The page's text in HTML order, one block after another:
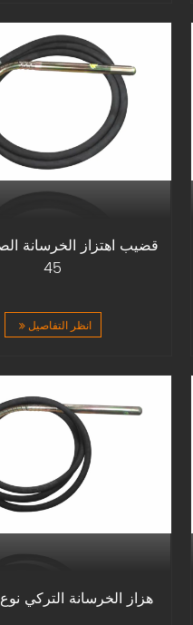
45
انظر التفاصيل
هزاز الخرسانة التركي نوع ZN-38